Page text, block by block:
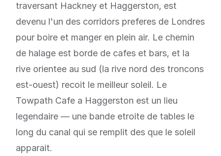
traversant Hackney et Haggerston, est
devenu l'un des corridors preferes de Londres
pour boire et manger en plein air. Le chemin
de halage est borde de cafes et bars, et la
rive orientee au sud (la rive nord des troncons
est-ouest) recoit le meilleur soleil. Le
Towpath Cafe a Haggerston est un lieu
legendaire — une bande etroite de tables le
long du canal qui se remplit des que le soleil
apparait.